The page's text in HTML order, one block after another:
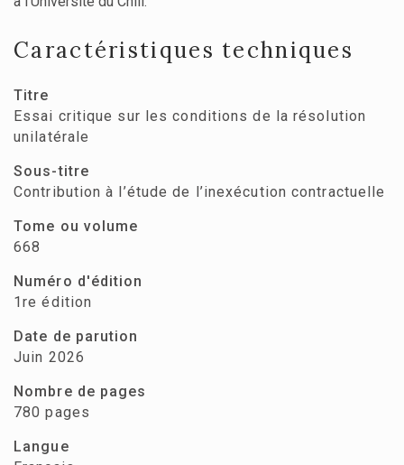
Caractéristiques techniques
Titre
Essai critique sur les conditions de la résolution
unilatérale
Sous-titre
Contribution à l’étude de l’inexécution contractuelle
Tome ou volume
668
Numéro d'édition
1re édition
Date de parution
Juin 2026
Nombre de pages
780 pages
Langue